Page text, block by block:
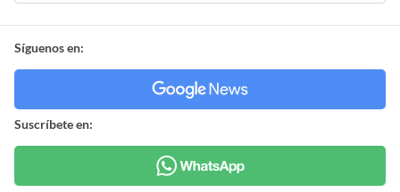
Síguenos en:
Suscríbete en: